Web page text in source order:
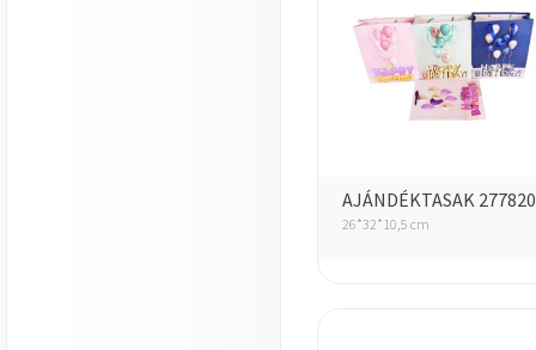
AJÁNDÉKTASAK 277820
26*32*10,5 cm